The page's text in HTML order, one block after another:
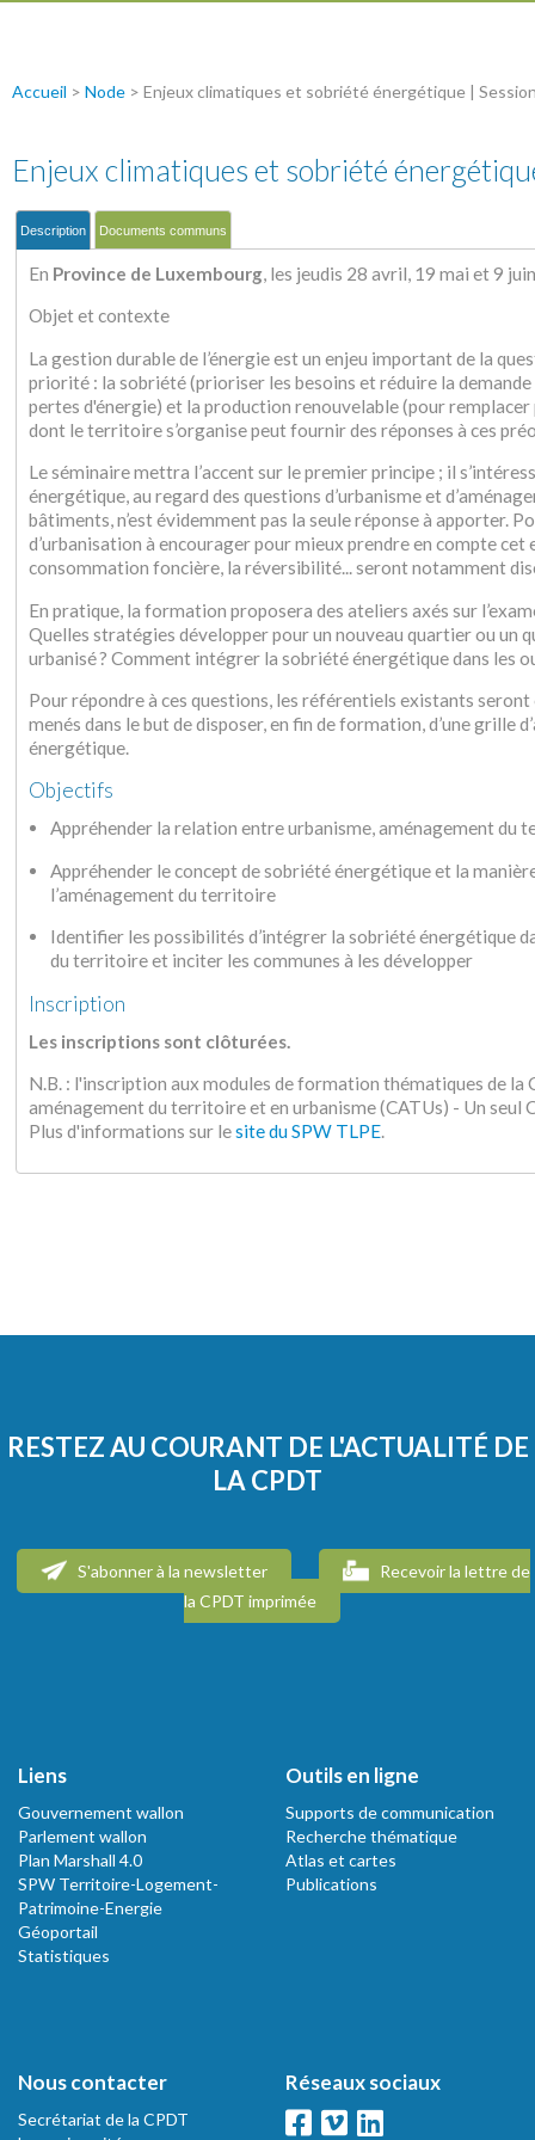
Accueil > Node > Enjeux climatiques et sobriété énergétique |
Enjeux climatiques et sobriété
Description Documents communs
En Province de Luxembourg, les jeudis 28 avril, 19 mai et 9
Objet et contexte
La gestion durable de l’énergie est un enjeu important de la
priorité : la sobriété (prioriser les besoins et réduire la
pertes d'énergie) et la production renouvelable (pour
dont le territoire s’organise peut fournir des réponses à ces
Le séminaire mettra l’accent sur le premier principe ; il
énergétique, au regard des questions d’urbanisme et
bâtiments, n’est évidemment pas la seule réponse à apporter.
d’urbanisation à encourager pour mieux prendre en compte
consommation foncière, la réversibilité... seront notamment
En pratique, la formation proposera des ateliers axés sur
Quelles stratégies développer pour un nouveau quartier ou
urbanisé ? Comment intégrer la sobriété énergétique dans les
Pour répondre à ces questions, les référentiels existants
menés dans le but de disposer, en fin de formation, d’une grille
énergétique.
Objectifs
Appréhender la relation entre urbanisme, aménagement du
Appréhender le concept de sobriété énergétique et la
l’aménagement du territoire
Identifier les possibilités d’intégrer la sobriété énergétique
du territoire et inciter les communes à les développer
Inscription
Les inscriptions sont clôturées.
N.B. : l'inscription aux modules de formation thématiques de la
aménagement du territoire et en urbanisme (CATUs) - Un seul
Plus d'informations sur lesite du SPW TLPE.
RESTEZ AU COURANT DE L'ACTUALITÉ DE
LA CPDT
S'abonner à la newsletter
Recevoir la lettre de
la CPDT imprimée
Liens
Gouvernement wallon
Parlement wallon
Plan Marshall 4.0
SPW Territoire-Logement-
Patrimoine-Energie
Géoportail
Statistiques
Outils en ligne
Supports de communication
Recherche thématique
Atlas et cartes
Publications
Nous contacter
Secrétariat de la CPDT
Réseaux sociaux